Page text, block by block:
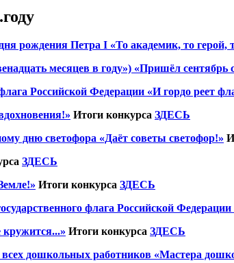
рождения Петра I «То академик, то герой,
месяцев в году») «Пришёл сентябрь
Российской Федерации «И гордо реет
Итоги конкурса ЗДЕСЬ
дню светофора «Даёт советы светофор!»
ЗДЕСЬ
Итоги конкурса ЗДЕСЬ
флага Российской
кружится...» Итоги конкурса ЗДЕСЬ
дошкольных работников «Мастера